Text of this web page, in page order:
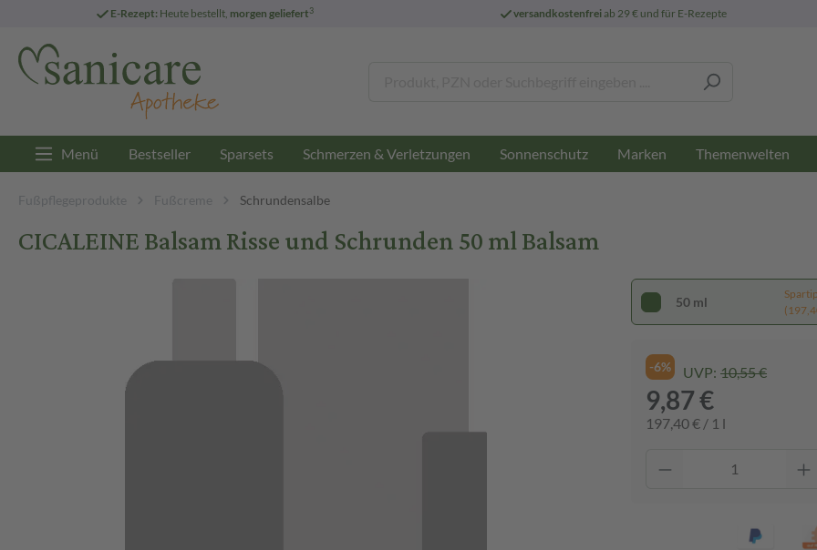
E-Rezept: Heute bestellt, morgen geliefert3 versandkostenfreiab 29 € und für E-Rezepte
Menü Bestseller Sparsets Schmerzen & Verletzungen Sonnenschutz Marken Themenwelten
Fußpflegeprodukte Fußcreme Schrundensalbe
CICALEINE Balsam Risse und Schrunden 50 ml Balsam
50 ml
-6% UVP: 10,55 €
9,87 €
197,40 € / 1 l